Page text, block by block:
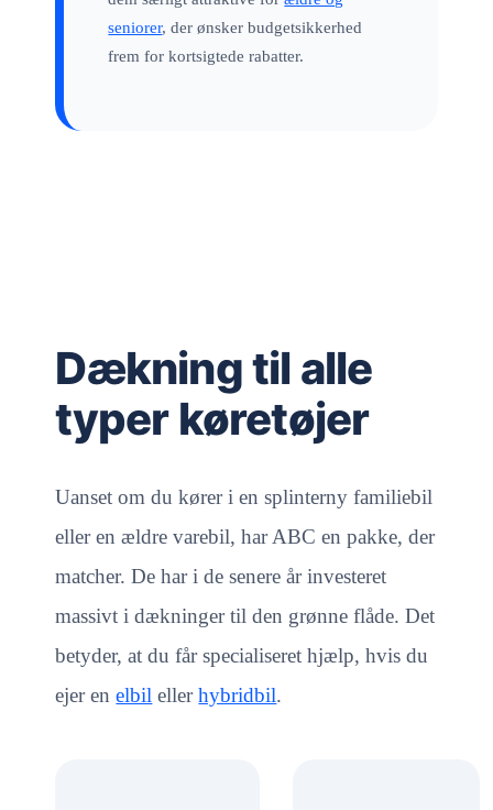
seniorer, der ønsker budgetsikkerhed
frem for kortsigtede rabatter.
Dækning til alle
typer køretøjer
Uanset om du kører i en splinterny familiebil
eller en ældre varebil, har ABC en pakke, der
matcher. De har i de senere år investeret
massivt i dækninger til den grønne flåde. Det
betyder, at du får specialiseret hjælp, hvis du
ejer enelbil ellerhybridbil.